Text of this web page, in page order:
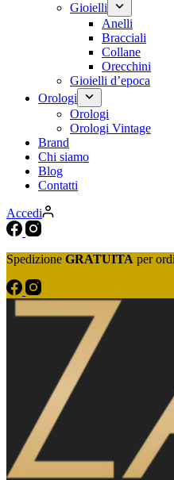
Gioielli
Anelli
Bracciali
Collane
Orecchini
Gioielli d’epoca
Orologi
Orologi
Orologi Vintage
Brand
Chi siamo
Blog
Contatti
Accedi
Spedizione GRATUITA per